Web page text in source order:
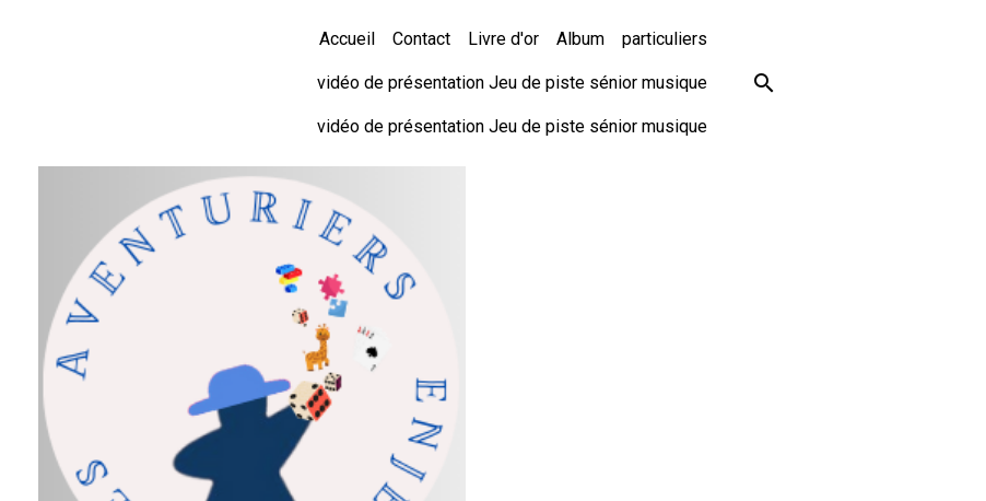
Accueil Contact Livre d'or Album particuliers
vidéo de présentation Jeu de piste sénior musique
vidéo de présentation Jeu de piste sénior musique